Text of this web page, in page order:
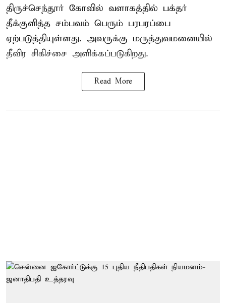
திருச்செந்தூர் கோவில் வளாகத்தில் பக்தர்
தீக்குளித்த சம்பவம் பெரும் பரபரப்பை
ஏற்படுத்தியுள்ளது. அவருக்கு மருத்துவமனையில்
தீவிர சிகிச்சை அளிக்கப்படுகிறது.
Read More